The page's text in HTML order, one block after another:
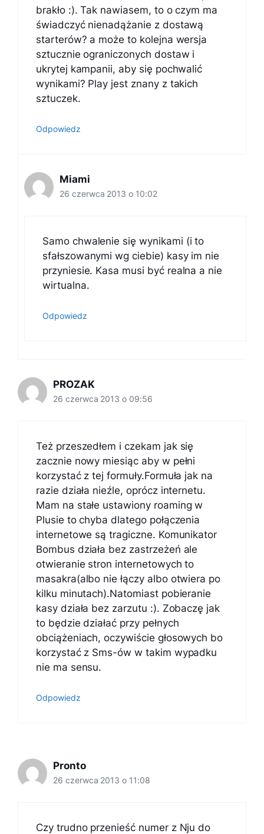
brakło :). Tak nawiasem, to o czym ma
świadczyć nienadążanie z dostawą
starterów? a może to kolejna wersja
sztucznie ograniczonych dostaw i
ukrytej kampanii, aby się pochwalić
wynikami? Play jest znany z takich
sztuczek.
Odpowiedz
Miami
26 czerwca 2013 o 10:02
Samo chwalenie się wynikami (i to
sfałszowanymi wg ciebie) kasy im nie
przyniesie. Kasa musi być realna a nie
wirtualna.
Odpowiedz
PROZAK
26 czerwca 2013 o 09:56
Też przeszedłem i czekam jak się
zacznie nowy miesiąc aby w pełni
korzystać z tej formuły.Formuła jak na
razie działa nieźle, oprócz internetu.
Mam na stałe ustawiony roaming w
Plusie to chyba dlatego połączenia
internetowe są tragiczne. Komunikator
Bombus działa bez zastrzeżeń ale
otwieranie stron internetowych to
masakra(albo nie łączy albo otwiera po
kilku minutach).Natomiast pobieranie
kasy działa bez zarzutu :). Zobaczę jak
to będzie działać przy pełnych
obciążeniach, oczywiście głosowych bo
korzystać z Sms-ów w takim wypadku
nie ma sensu.
Odpowiedz
Pronto
26 czerwca 2013 o 11:08
Czy trudno przenieść numer z Nju do